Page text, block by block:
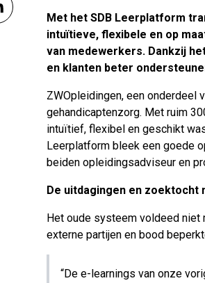
Met het SDB Leerplatform
intuïtieve, flexibele en op
van medewerkers. Dankzij
en klanten beter
ZWOpleidingen, een onderdeel
gehandicaptenzorg. Met ruim
intuïtief, flexibel en geschikt
Leerplatform bleek een goede
beiden opleidingsadviseur en
De uitdagingen en
Het oude systeem voldeed niet
externe partijen en bood
“De e-learnings van onze